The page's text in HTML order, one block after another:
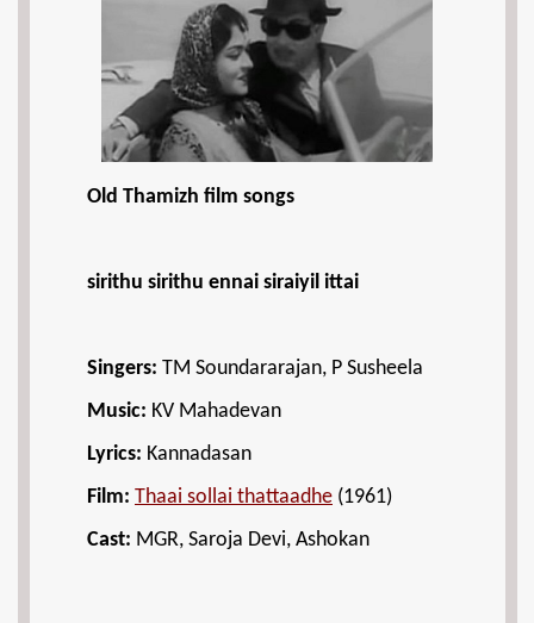
Old Thamizh film songs
sirithu sirithu ennai siraiyil ittai
Singers: TM Soundararajan, P Susheela
Music: KV Mahadevan
Lyrics: Kannadasan
Film: Thaai sollai thattaadhe (1961)
Cast: MGR, Saroja Devi, Ashokan